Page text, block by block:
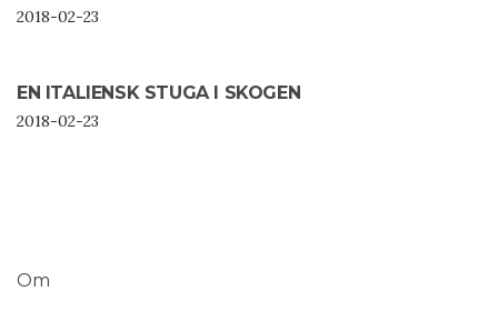
2018-02-23
EN ITALIENSK STUGA I SKOGEN
2018-02-23
Om